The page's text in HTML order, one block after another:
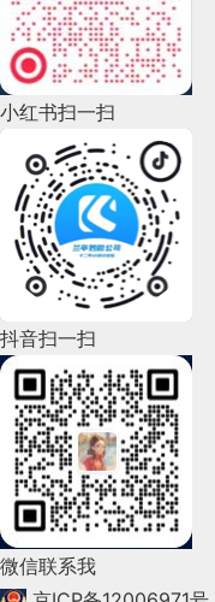
2022年10月(51)
2022年9月(135)
2022年8月(60)
2022年7月(111)
2022年6月(162)
2022年5月(143)
2022年4月(86)
2022年3月(119)
2022年2月(53)
2022年1月(99)
2021年12月(105)
小红书扫一扫
抖音扫一扫
微信联系我